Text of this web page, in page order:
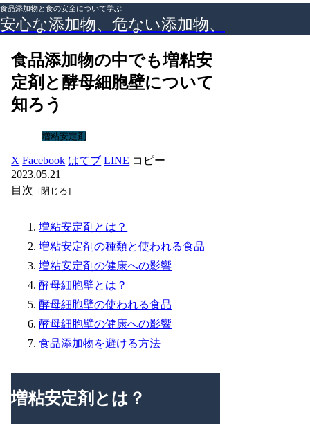
食品添加物と食の安全について学ぶ
安心な添加物、危ない添加物、
食品添加物の中でも増粘安
定剤と酵母細胞壁について
知ろう
増粘安定剤
X Facebook はてブ LINE コピー
2023.05.21
目次
増粘安定剤とは？
増粘安定剤の種類と使われる食品
増粘安定剤の健康への影響
酵母細胞壁とは？
酵母細胞壁の使われる食品
酵母細胞壁の健康への影響
食品添加物を避ける方法
増粘安定剤とは？